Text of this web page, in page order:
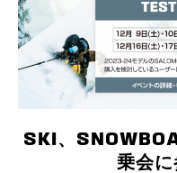
SKI、
乗会に